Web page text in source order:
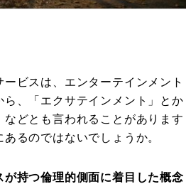
ビスは、エンターテインメント
、「エクサテインメント」とか
などとも言われることがあります
あるのではないでしょうか。
が持つ倫理的側面に着目した概念